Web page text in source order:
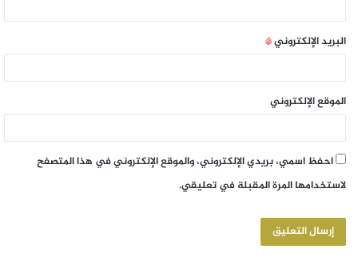
البريد الإلكتروني*
الموقع الإلكتروني
احفظ اسمي، بريدي الإلكتروني، والموقع الإلكتروني في هذا المتصفح
لاستخدامها المرة المقبلة في تعليقي.